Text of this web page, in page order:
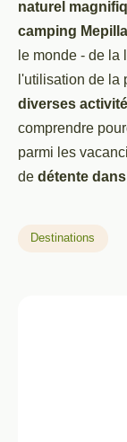
naturel
camping
le monde - de la
l'utilisation de la
diverses
comprendre
parmi les
de détente
Destinations